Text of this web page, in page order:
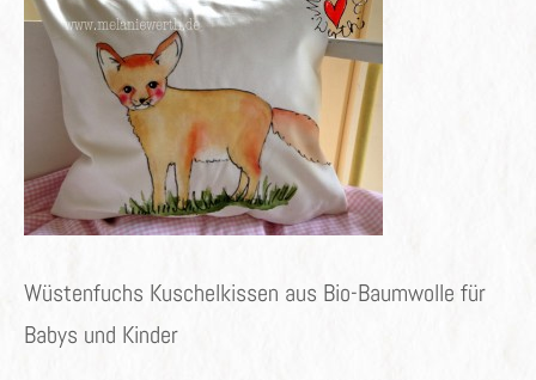
Wüstenfuchs Kuschelkissen aus Bio-Baumwolle für
Babys und Kinder